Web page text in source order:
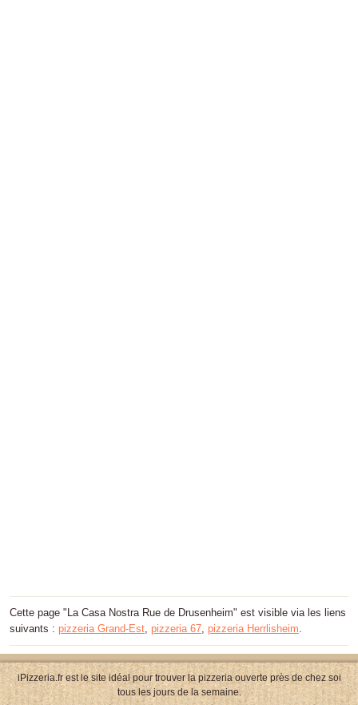
Cette page "La Casa Nostra Rue de Drusenheim" est visible via les liens
suivants : pizzeria Grand-Est, pizzeria 67, pizzeria Herrlisheim.
iPizzeria.fr est le site idéal pour trouver la pizzeria ouverte près de chez soi
tous les jours de la semaine.